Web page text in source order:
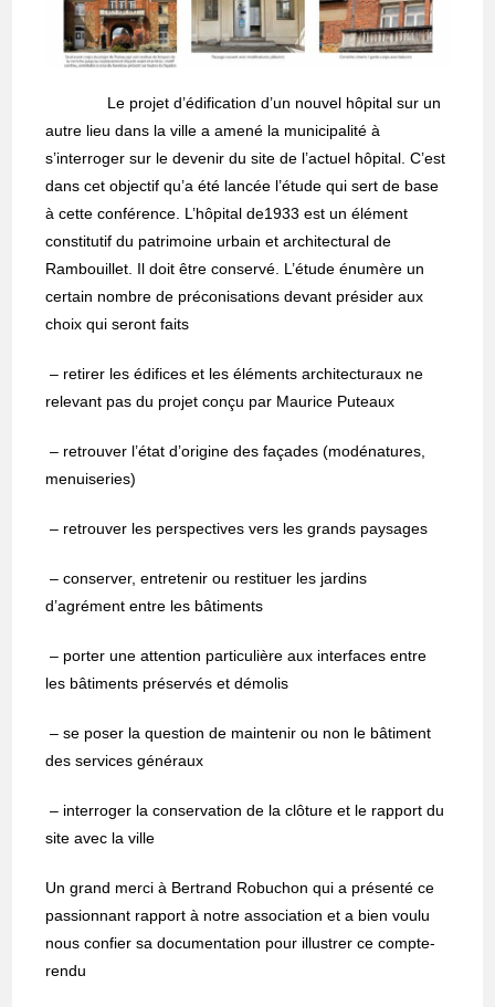
Le projet d’édification d’un nouvel hôpital sur un
autre lieu dans la ville a amené la municipalité à
s’interroger sur le devenir du site de l’actuel hôpital. C’est
dans cet objectif qu’a été lancée l’étude qui sert de base
à cette conférence. L’hôpital de1933 est un élément
constitutif du patrimoine urbain et architectural de
Rambouillet. Il doit être conservé. L’étude énumère un
certain nombre de préconisations devant présider aux
choix qui seront faits
– retirer les édifices et les éléments architecturaux ne
relevant pas du projet conçu par Maurice Puteaux
– retrouver l’état d’origine des façades (modénatures,
menuiseries)
– retrouver les perspectives vers les grands paysages
– conserver, entretenir ou restituer les jardins
d’agrément entre les bâtiments
– porter une attention particulière aux interfaces entre
les bâtiments préservés et démolis
– se poser la question de maintenir ou non le bâtiment
des services généraux
– interroger la conservation de la clôture et le rapport du
site avec la ville
Un grand merci à Bertrand Robuchon qui a présenté ce
passionnant rapport à notre association et a bien voulu
nous confier sa documentation pour illustrer ce compte-
rendu